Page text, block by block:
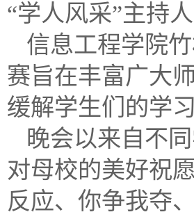
“学人风采”主持
信息工程学院
赛旨在丰富广大
缓解学生们的学
晚会以来自不
对母校的美好祝
反应、你争我夺